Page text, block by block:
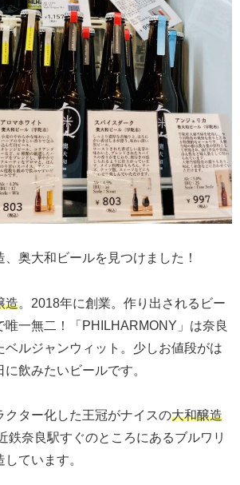
奥大和ビールを見つけました！
造。2018年に創業。作り出されるビー
唯一無二！「PHILHARMONY」は奈良
ベルジャンウィット。少しお値段がは
飲みたいビールです。
クター化した王冠がナイスの大和醸造
鉄奈良駅すぐのところにあるブルワリ
ています。